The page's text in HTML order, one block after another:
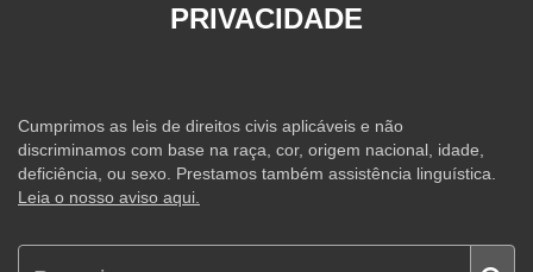
PRIVACIDADE
Cumprimos as leis de direitos civis aplicáveis e não
discriminamos com base na raça, cor, origem nacional, idade,
deficiência, ou sexo. Prestamos também assistência linguística.
Leia o nosso aviso aqui.